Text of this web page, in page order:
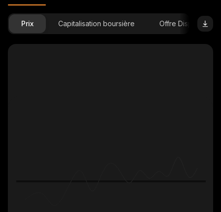
Prix Capitalisation boursière Offre Disponible